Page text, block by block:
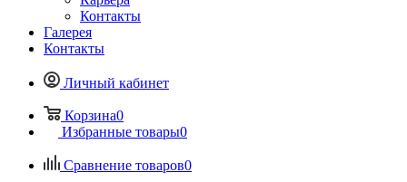
Контакты
Галерея
Контакты
Личный кабинет
Корзина0
Избранные товары0
Сравнение товаров0